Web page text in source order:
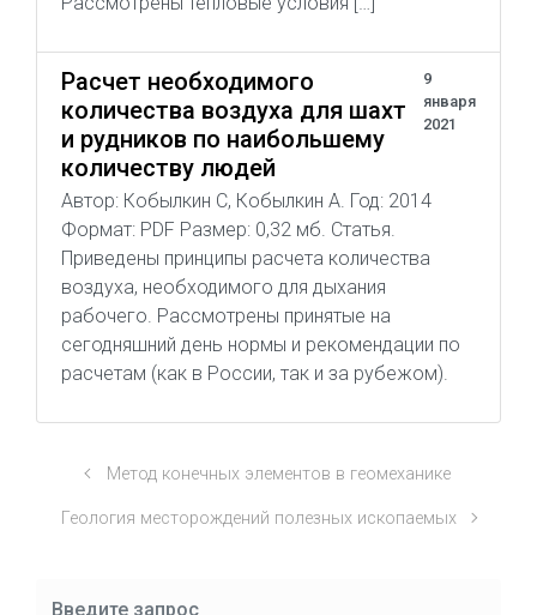
Расчет необходимого
количества воздуха для шахт
и рудников по наибольшему
количеству людей
9
января
2021
Автор: Кобылкин С, Кобылкин А. Год: 2014
Формат: PDF Размер: 0,32 мб. Статья.
Приведены принципы расчета количества
воздуха, необходимого для дыхания
рабочего. Рассмотрены принятые на
сегодняшний день нормы и рекомендации по
расчетам (как в России, так и за рубежом).
Метод конечных элементов в геомеханике
Геология месторождений полезных ископаемых